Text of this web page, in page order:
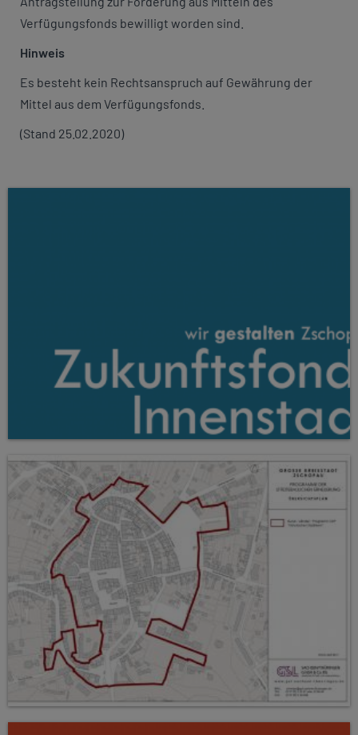
Verfügungsfonds bewilligt worden sind.
Hinweis
Es besteht kein Rechtsanspruch auf Gewährung der
Mittel aus dem Verfügungsfonds.
(Stand 25.02.2020)